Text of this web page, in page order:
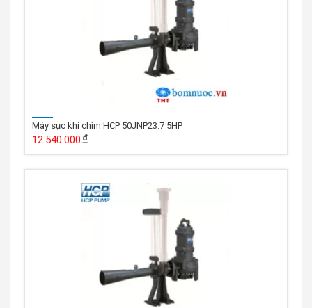
Máy sục khí chìm HCP 50JNP23.7 5HP
12.540.000